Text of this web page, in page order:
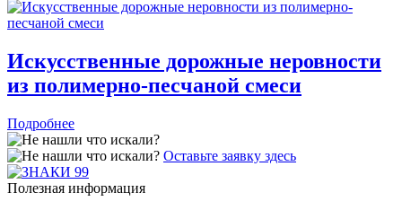
Искусственные дорожные неровности
из полимерно-песчаной смеси
Подробнее
Оставьте заявку здесь
Полезная информация